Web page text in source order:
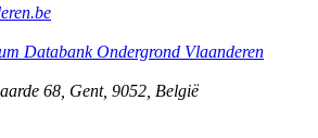
Databank Ondergrond Vlaanderen
68 Gent, 9052 België